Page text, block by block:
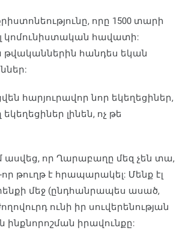
որը 1500 տարի
կոմունիստական հավատի:
թվականներին հանդես եկան
հարյուրավոր նոր եկեղեցիներ,
լինեն, ոչ թե
ասվեց, որ Ղարաբաղը մեզ չեն տա,
թուղթ է հրապարակել: Մենք էլ
մեջ (ընդհանրապես ասած,
ունի իր սուվերենության
իրավունքը: